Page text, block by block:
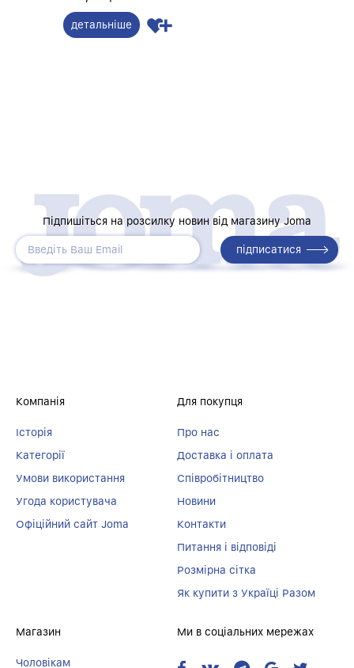
детальніше
Підпишіться на розсилку новин від магазину Joma
Компанія
Історія
Категорії
Умови використання
Угода користувача
Офіційний сайт Joma
Для покупця
Про нас
Доставка і оплата
Співробітництво
Новини
Контакти
Питання і відповіді
Розмірна сітка
Як купити з Україці Разом
Магазин
Чоловікам
Ми в соціальних мережах